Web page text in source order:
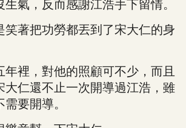
氣，反而感謝江浩手下留情。
著把功勞都丟到了宋大仁的身
裡，對他的照顧可不少，而且
大仁還不止一次開導過江浩，雖
要開導。